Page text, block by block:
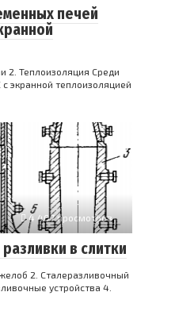
печей
2. Теплоизоляция Среди
экранной теплоизоляцией
4 407 просмотров
в слитки
2. Сталеразливочный
устройства 4.